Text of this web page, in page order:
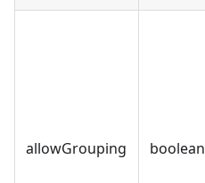
allowGrouping boolean